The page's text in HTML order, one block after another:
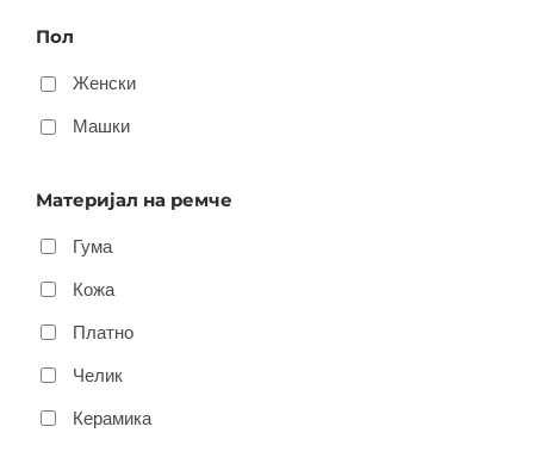
Пол
Женски
Машки
Материјал на ремче
Гума
Кожа
Платно
Челик
Керамика